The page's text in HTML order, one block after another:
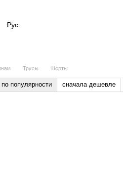
Рус
Трусы Шорты
по популярности сначала дешевле